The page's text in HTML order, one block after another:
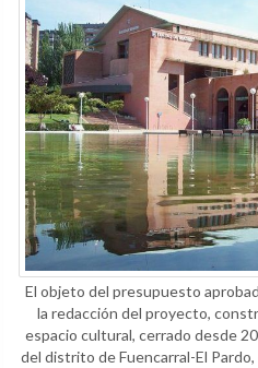
El objeto del presupuesto
la redacción del proyecto,
espacio cultural, cerrado desde
del distrito de Fuencarral-El